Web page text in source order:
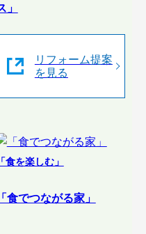
」
リフォーム提案
を見る
「食を楽しむ」
「食でつながる家」